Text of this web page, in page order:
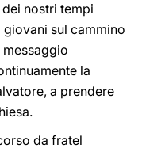
nostri tempi
sul cammino
la
a prendere
da fratel